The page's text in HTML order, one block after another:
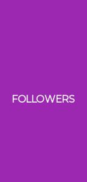
FOLLOWERS